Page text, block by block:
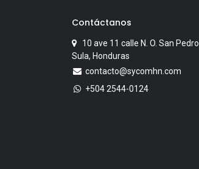
Contáctanos
10 ave 11 calle N. O. San Pedro
Sula, Honduras
contacto@sycomhn.com
+504 2544-0124